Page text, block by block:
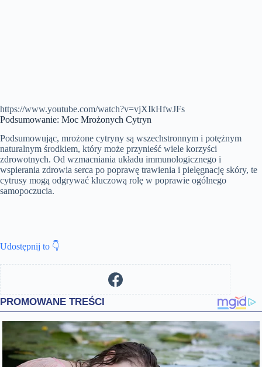
https://www.youtube.com/watch?v=vjXIkHfwJFs
Podsumowanie: Moc Mrożonych Cytryn
Podsumowując, mrożone cytryny są wszechstronnym i potężnym
naturalnym środkiem, który może przynieść wiele korzyści
zdrowotnych. Od wzmacniania układu immunologicznego i
wspierania zdrowia serca po poprawę trawienia i pielęgnację skóry, te
cytrusy mogą odgrywać kluczową rolę w poprawie ogólnego
samopoczucia.
Udostępnij to 👇